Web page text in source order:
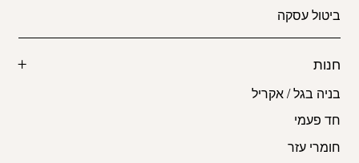
ביטול עסקה
חנות
בניה בגל / אקריל
חד פעמי
חומרי עזר